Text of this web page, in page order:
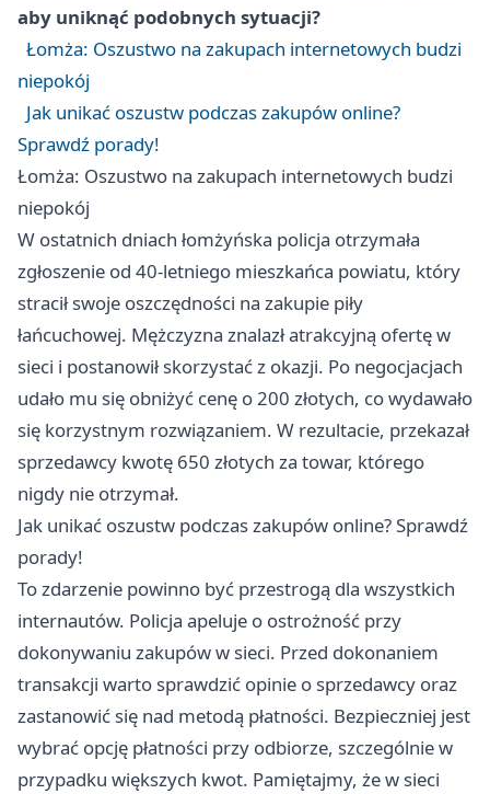
aby uniknąć podobnych sytuacji?
Łomża: Oszustwo na zakupach internetowych budzi
niepokój
Jak unikać oszustw podczas zakupów online?
Sprawdź porady!
Łomża: Oszustwo na zakupach internetowych budzi
niepokój
W ostatnich dniach łomżyńska policja otrzymała
zgłoszenie od 40-letniego mieszkańca powiatu, który
stracił swoje oszczędności na zakupie piły
łańcuchowej. Mężczyzna znalazł atrakcyjną ofertę w
sieci i postanowił skorzystać z okazji. Po negocjacjach
udało mu się obniżyć cenę o 200 złotych, co wydawało
się korzystnym rozwiązaniem. W rezultacie, przekazał
sprzedawcy kwotę 650 złotych za towar, którego
nigdy nie otrzymał.
Jak unikać oszustw podczas zakupów online? Sprawdź
porady!
To zdarzenie powinno być przestrogą dla wszystkich
internautów. Policja apeluje o ostrożność przy
dokonywaniu zakupów w sieci. Przed dokonaniem
transakcji warto sprawdzić opinie o sprzedawcy oraz
zastanowić się nad metodą płatności. Bezpieczniej jest
wybrać opcję płatności przy odbiorze, szczególnie w
przypadku większych kwot. Pamiętajmy, że w sieci